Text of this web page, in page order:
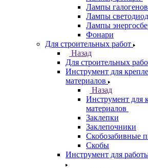
Лампы
Лампы
Лампы
Фонари
Для строительных работ
Назад
Для строительных
Инструмент для
материалов
Назад
Инструмент для
материалов
Заклепки
Заклепочники
Скобозабивные
Скобы
Инструмент для